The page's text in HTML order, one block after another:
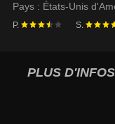
Pays : États-Unis
P. S.
PLUS D'INFOS